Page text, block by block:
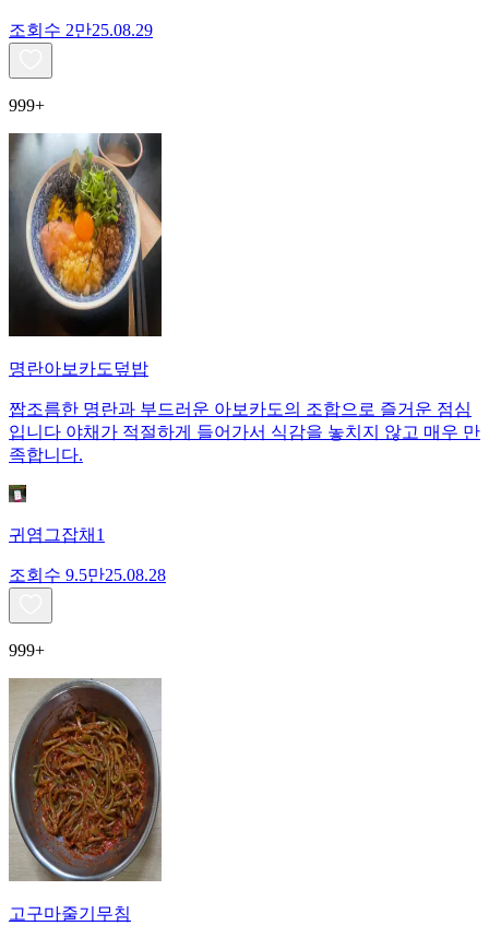
조회수 2만25.08.29
999+
명란아보카도덮밥
짭조름한 명란과 부드러운 아보카도의 조합으로 즐거운 점심
입니다 야채가 적절하게 들어가서 식감을 놓치지 않고 매우 만
족합니다.
귀염그잡채1
조회수 9.5만25.08.28
999+
고구마줄기무침